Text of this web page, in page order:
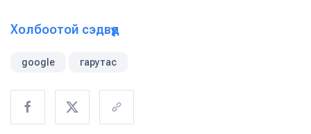
Холбоотой сэдвүүд
google гарутас